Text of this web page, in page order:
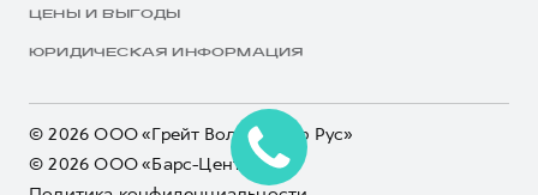
ЦЕНЫ И ВЫГОДЫ
ЮРИДИЧЕСКАЯ ИНФОРМАЦИЯ
© 2026 ООО «Грейт Волл Мотор Рус»
© 2026 ООО «Барс-Центр»